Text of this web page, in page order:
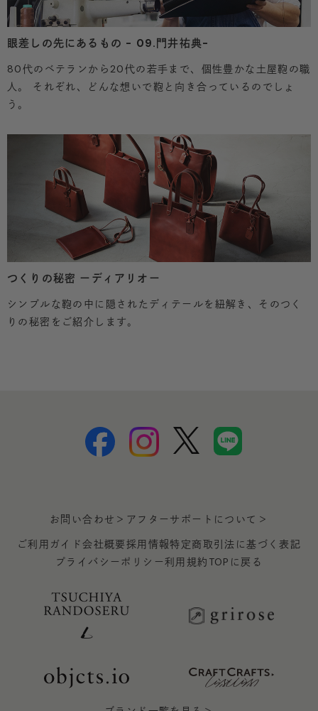
眼差しの先にあるもの - 09.門井祐典-
80代のベテランから20代の若手まで、個性豊かな土屋鞄の職
人。 それぞれ、どんな想いで鞄と向き合っているのでしょ
う。
つくりの秘密 ーディアリオー
シンプルな鞄の中に隠されたディテールを紐解き、そのつく
りの秘密をご紹介します。
お問い合わせ＞ アフターサポートについて＞
ご利用ガイド会社概要採用情報特定商取引法に基づく表記
プライバシーポリシー利用規約 TOPに戻る